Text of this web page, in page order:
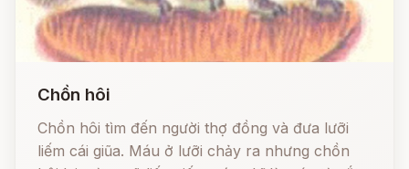
Chồn hôi
Chồn hôi tìm đến người thợ đồng và đưa lưỡi
liếm cái giũa. Máu ở lưỡi chảy ra nhưng chồn